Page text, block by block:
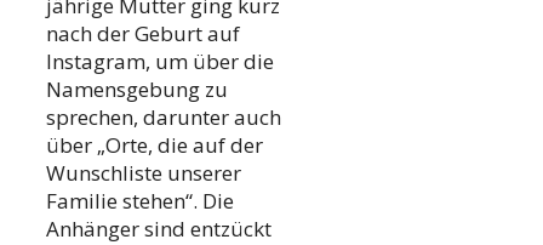
jährige Mutter ging kurz
nach der Geburt auf
Instagram, um über die
Namensgebung zu
sprechen, darunter auch
über „Orte, die auf der
Wunschliste unserer
Familie stehen“. Die
Anhänger sind entzückt